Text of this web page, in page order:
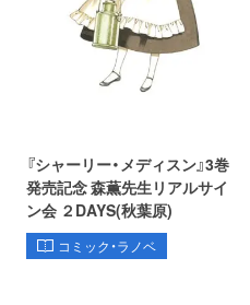
『シャーリー・メディスン』3巻
発売記念 森薫先生リアルサイ
ン会 ２DAYS(秋葉原)
コミック・ラノベ